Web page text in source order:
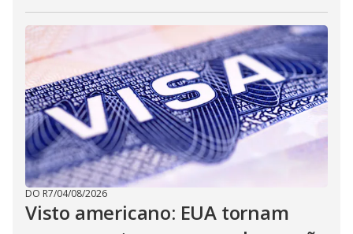
DO R7/04/08/2026
Visto americano: EUA tornam